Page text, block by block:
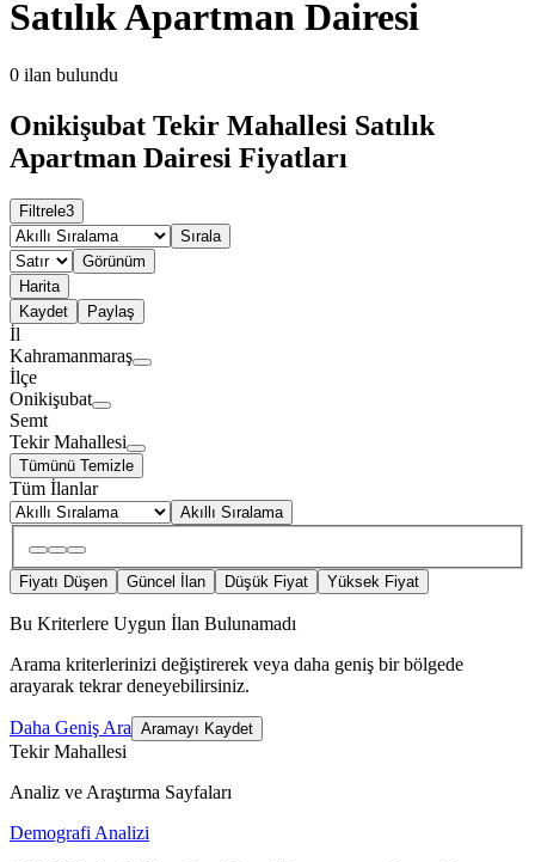
Satılık Apartman Dairesi
0 ilan bulundu
Onikişubat Tekir Mahallesi Satılık
Apartman Dairesi Fiyatları
Filtrele3
Sırala
Görünüm
Harita
Kaydet
Paylaş
İl
Kahramanmaraş
İlçe
Onikişubat
Semt
Tekir Mahallesi
Tümünü Temizle
Tüm İlanlar
Akıllı Sıralama
Fiyatı Düşen Güncel İlan Düşük Fiyat Yüksek Fiyat
Bu Kriterlere Uygun İlan Bulunamadı
Arama kriterlerinizi değiştirerek veya daha geniş bir bölgede
arayarak tekrar deneyebilirsiniz.
Daha Geniş Ara Aramayı Kaydet
Tekir Mahallesi
Analiz ve Araştırma Sayfaları
Demografi Analizi